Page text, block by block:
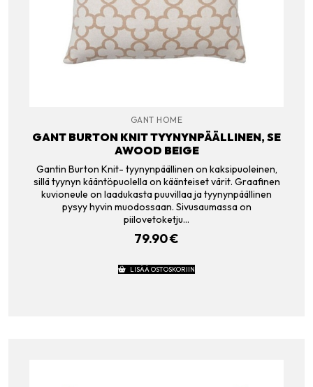
GANT HOME
GANT BURTON KNIT TYYNYNPÄÄLLINEN, SE
AWOOD BEIGE
Gantin Burton Knit- tyynynpäällinen on kaksipuoleinen,
sillä tyynyn kääntöpuolella on käänteiset värit. Graafinen
kuvioneule on laadukasta puuvillaa ja tyynynpäällinen
pysyy hyvin muodossaan. Sivusaumassa on
piilovetoketju…
79.90€
LISÄÄ OSTOSKORIIN